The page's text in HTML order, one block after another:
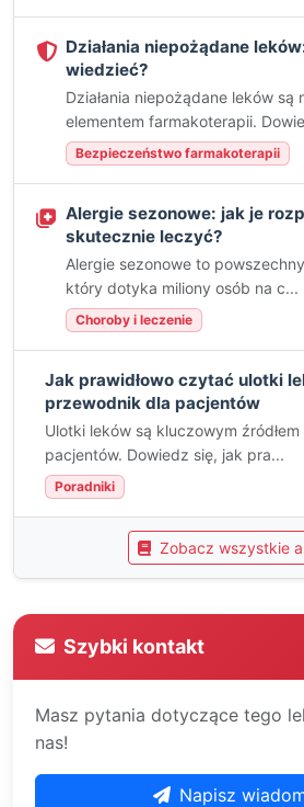
Działania niepożądane
wiedzieć?
Działania niepożądane leków są
elementem farmakoterapii.
Bezpieczeństwo farmakoterapii
Alergie sezonowe: jak je
skutecznie leczyć?
Alergie sezonowe to
który dotyka miliony osób na c...
Choroby i leczenie
Jak prawidłowo czytać ulotki
przewodnik dla pacjentów
Ulotki leków są kluczowym
pacjentów. Dowiedz się, jak pra...
Poradniki
Zobacz wszystkie
Szybki kontakt
Masz pytania dotyczące tego
nas!
Napisz